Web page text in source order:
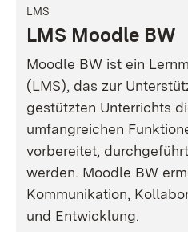
LMS
LMS Moodle BW
Moodle BW ist ein
(LMS), das zur
gestützten Unterrichts
umfangreichen
vorbereitet,
werden. Moodle BW
Kommunikation,
und Entwicklung.